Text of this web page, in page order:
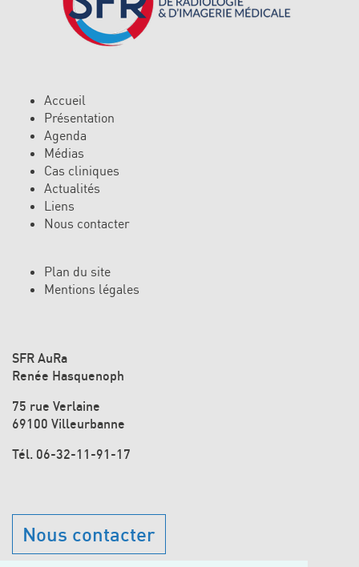
Accueil
Présentation
Agenda
Médias
Cas cliniques
Actualités
Liens
Nous contacter
Plan du site
Mentions légales
SFR AuRa
Renée Hasquenoph
75 rue Verlaine
69100 Villeurbanne
Tél. 06-32-11-91-17
Nous contacter